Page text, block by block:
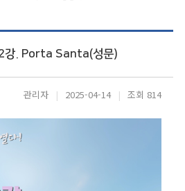
강. Porta Santa(성문)
관리자 | 2025-04-14 | 조회 814